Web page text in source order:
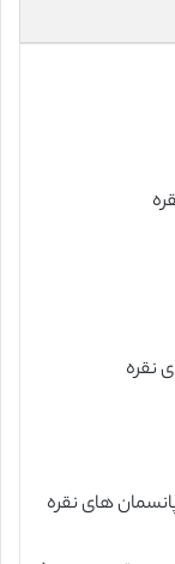
نقره
های نقره